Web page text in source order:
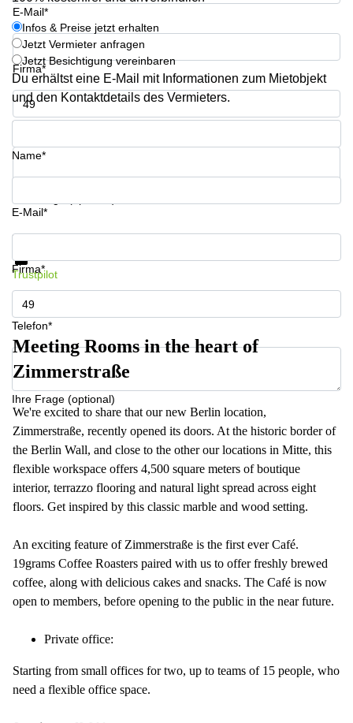
Tagungsraum
München
Büro
Mannheim
mieten
Büro
mieten
Meetingraum
Köln
Erna-
Scheffler-
Str. 1A
Köln
Hohenzollernring
57 Koln
Erhard-
Straße 18
Hamburg
E-Mail*
Firma*
Telefon*
Infos & Preise jetzt erhalten
Jetzt Vermieter anfragen
Jetzt Besichtigung vereinbaren
Du erhältst eine E-Mail mit Informationen zum Mietobjekt
und den Kontaktdetails des Vermieters.
Name*
E-Mail*
Firma*
Telefon*
Ihre Frage (optional)
Infos & Preise jetzt erhalten
Trustpilot
Meeting Rooms in the heart of
Zimmerstraße
We're excited to share that our new Berlin location,
Zimmerstraße, recently opened its doors. At the historic border of
the Berlin Wall, and close to the other our locations in Mitte, this
flexible workspace offers 4,500 square meters of boutique
interior, terrazzo flooring and natural light spread across eight
floors. Get inspired by this classic marble and wood setting.
An exciting feature of Zimmerstraße is the first ever Café.
19grams Coffee Roasters paired with us to offer freshly brewed
coffee, along with delicious cakes and snacks. The Café is now
open to members, before opening to the public in the near future.
Private office:
Starting from small offices for two, up to teams of 15 people, who
need a flexible office space.